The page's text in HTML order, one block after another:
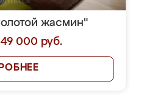
жасмин"
000 руб.